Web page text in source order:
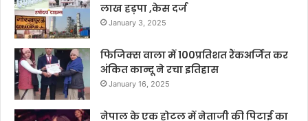
लाख हड़पा ,केस दर्ज
January 3, 2025
फिजिक्स वाला में 100प्रतिशत रैंकअर्जित कर
अंकित कान्दू ने रचा इतिहास
January 16, 2025
नेपाल के एक होटल में नेताजी की पिटाई का